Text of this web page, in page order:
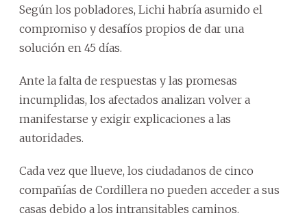
Según los pobladores, Lichi habría asumido el
compromiso y desafíos propios de dar una
solución en 45 días.
Ante la falta de respuestas y las promesas
incumplidas, los afectados analizan volver a
manifestarse y exigir explicaciones a las
autoridades.
Cada vez que llueve, los ciudadanos de cinco
compañías de Cordillera no pueden acceder a sus
casas debido a los intransitables caminos.